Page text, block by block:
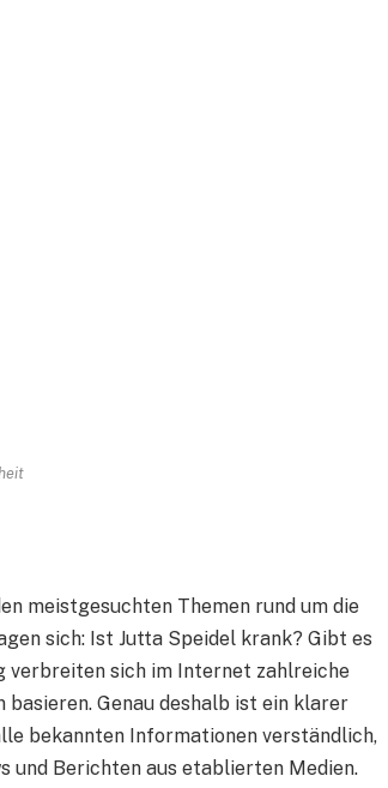
meistgesuchten Themen rund um die
sich: Ist Jutta Speidel krank? Gibt es
verbreiten sich im Internet zahlreiche
Genau deshalb ist ein klarer
bekannten Informationen verständlich,
und Berichten aus etablierten Medien.